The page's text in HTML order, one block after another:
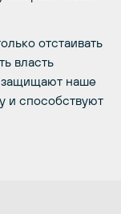
отстаивать
власть
защищают наше
и способствуют